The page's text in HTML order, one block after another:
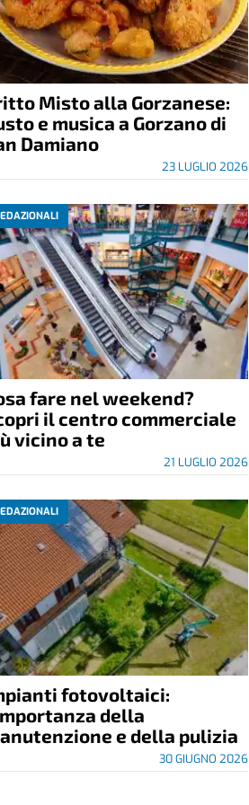
Misto alla Gorzanese:
e musica a Gorzano di
Damiano
23 LUGLIO 2026
fare nel weekend?
il centro commerciale
vicino a te
21 LUGLIO 2026
fotovoltaici:
della
e della pulizia
30 GIUGNO 2026